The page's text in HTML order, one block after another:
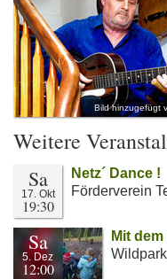
Bild hinzugefügt
Weitere
Sa
17. Okt
19:30
Netz´ Dance !
Förderverein
Sa
5. Dez
12:00
Mit